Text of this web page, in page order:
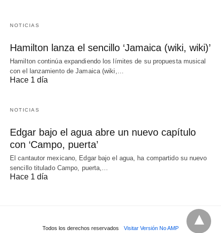
NOTICIAS
Hamilton lanza el sencillo ‘Jamaica (wiki, wiki)’
Hamilton continúa expandiendo los límites de su propuesta musical
con el lanzamiento de Jamaica (wiki,…
Hace 1 día
NOTICIAS
Edgar bajo el agua abre un nuevo capítulo
con ‘Campo, puerta’
El cantautor mexicano, Edgar bajo el agua, ha compartido su nuevo
sencillo titulado Campo, puerta,…
Hace 1 día
Todos los derechos reservados Visitar Versión No AMP